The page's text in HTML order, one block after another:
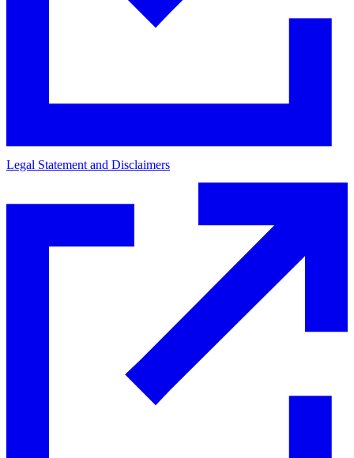
Legal Statement and Disclaimers